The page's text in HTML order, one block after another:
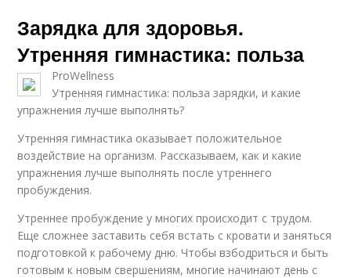
Зарядка для здоровья.
Утренняя гимнастика: польза
ProWellness
Утренняя гимнастика: польза зарядки, и какие
упражнения лучше выполнять?
Утренняя гимнастика оказывает положительное
воздействие на организм. Рассказываем, как и какие
упражнения лучше выполнять после утреннего
пробуждения.
Утреннее пробуждение у многих происходит с трудом.
Еще сложнее заставить себя встать с кровати и заняться
подготовкой к рабочему дню. Чтобы взбодриться и быть
готовым к новым свершениям, многие начинают день с